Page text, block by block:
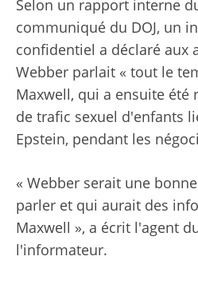
Selon un rapport interne
communiqué du DOJ, un
confidentiel a déclaré aux
Webber parlait « tout le
Maxwell, qui a ensuite été
de trafic sexuel d'enfants
Epstein, pendant les
« Webber serait une
parler et qui aurait des
Maxwell », a écrit l'agent
l'informateur.